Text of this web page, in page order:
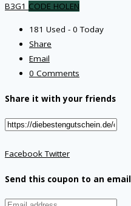
B3G1 CODE HOLEN
181 Used - 0 Today
Share
Email
0 Comments
Share it with your friends
FacebookTwitter
Send this coupon to an email